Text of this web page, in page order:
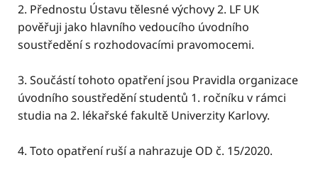
2. Přednostu Ústavu tělesné výchovy 2. LF UK
pověřuji jako hlavního vedoucího úvodního
soustředění s rozhodovacími pravomocemi.
3. Součástí tohoto opatření jsou Pravidla organizace
úvodního soustředění studentů 1. ročníku v rámci
studia na 2. lékařské fakultě Univerzity Karlovy.
4. Toto opatření ruší a nahrazuje OD č. 15/2020.